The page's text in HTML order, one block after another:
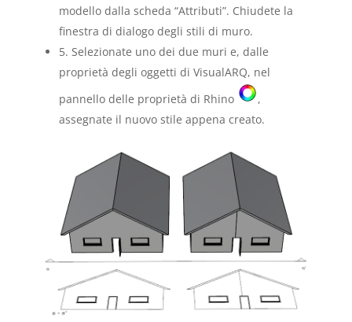
modello dalla scheda “Attributi”. Chiudete la
finestra di dialogo degli stili di muro.
5. Selezionate uno dei due muri e, dalle
proprietà degli oggetti di VisualARQ, nel
pannello delle proprietà di Rhino
,
assegnate il nuovo stile appena creato.